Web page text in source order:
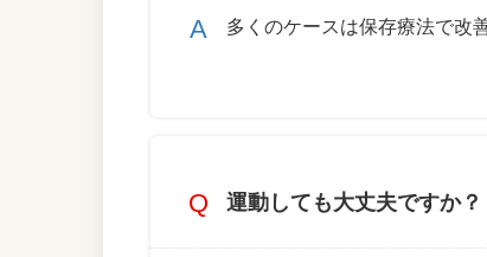
多くのケースは保存療法で改
運動しても大丈夫ですか？